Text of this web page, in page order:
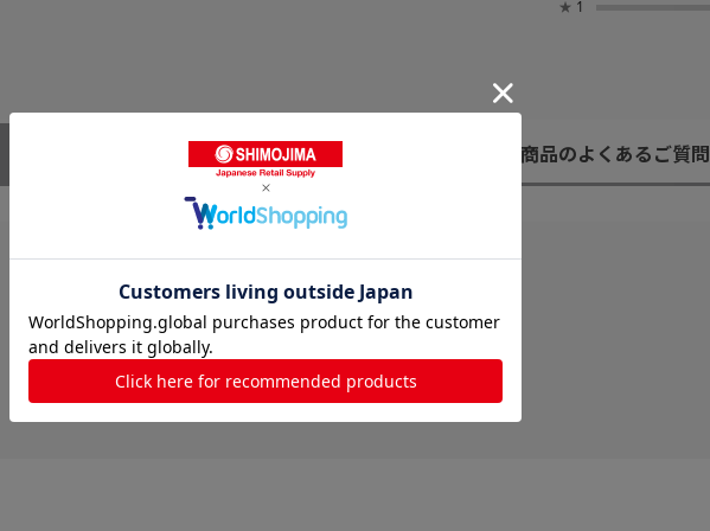
★ 1
商品のよくあるご質問
レビューはありません。